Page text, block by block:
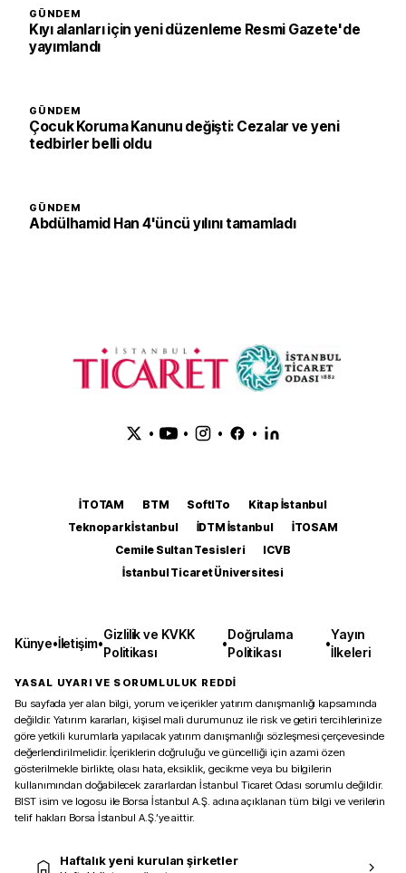
GÜNDEM
Kıyı alanları için yeni düzenleme Resmi Gazete'de
yayımlandı
GÜNDEM
Çocuk Koruma Kanunu değişti: Cezalar ve yeni
tedbirler belli oldu
GÜNDEM
Abdülhamid Han 4'üncü yılını tamamladı
• • • •
İTOTAM BTM SoftITo
Kitap İstanbul
Teknopark İstanbul
İDTM İstanbul
İTOSAM
Cemile Sultan Tesisleri
ICVB
İstanbul Ticaret Üniversitesi
Künye•İletişim•
Gizlilik ve KVKK
Politikası
•
Doğrulama
Politikası
•
Yayın
İlkeleri
YASAL UYARI VE SORUMLULUK REDDİ
Bu sayfada yer alan bilgi, yorum ve içerikler yatırım danışmanlığı kapsamında
değildir. Yatırım kararları, kişisel mali durumunuz ile risk ve getiri tercihlerinize
göre yetkili kurumlarla yapılacak yatırım danışmanlığı sözleşmesi çerçevesinde
değerlendirilmelidir. İçeriklerin doğruluğu ve güncelliği için azami özen
gösterilmekle birlikte, olası hata, eksiklik, gecikme veya bu bilgilerin
kullanımından doğabilecek zararlardan İstanbul Ticaret Odası sorumlu değildir.
BIST isim ve logosu ile Borsa İstanbul A.Ş. adına açıklanan tüm bilgi ve verilerin
telif hakları Borsa İstanbul A.Ş.’ye aittir.
Haftalık yeni kurulan şirketler